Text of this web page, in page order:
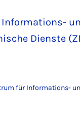
Dienste
für Informations-